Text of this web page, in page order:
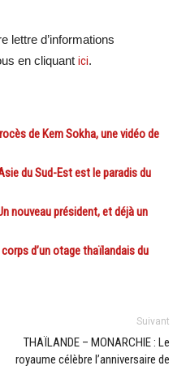
lettre d’informations
en cliquant ici.
de Kem Sokha, une vidéo de
du Sud-Est est le paradis du
nouveau président, et déjà un
corps d’un otage thaïlandais du
Suivant
THAÏLANDE – MONARCHIE : Le
royaume célèbre l’anniversaire de